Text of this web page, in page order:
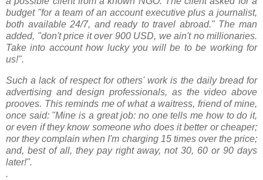
budget "for a team of an account executive plus a journalist,
both available 24/7, and ready to travel abroad." The man
added, "don't price it over 900 USD, we ain't no millionaries.
Take into account how lucky you will be to be working for
us!".
Such a lack of respect for others' work is the daily bread for
advertising and design professionals, as the video above
prooves. This reminds me of what a waitress, friend of mine,
once said: "Mine is a great job: no one tells me how to do it,
or even if they know someone who does it better or cheaper;
nor they complain when I'm charging 15 times over the price;
and, best of all, they pay right away, not 30, 60 or 90 days
later!".
.